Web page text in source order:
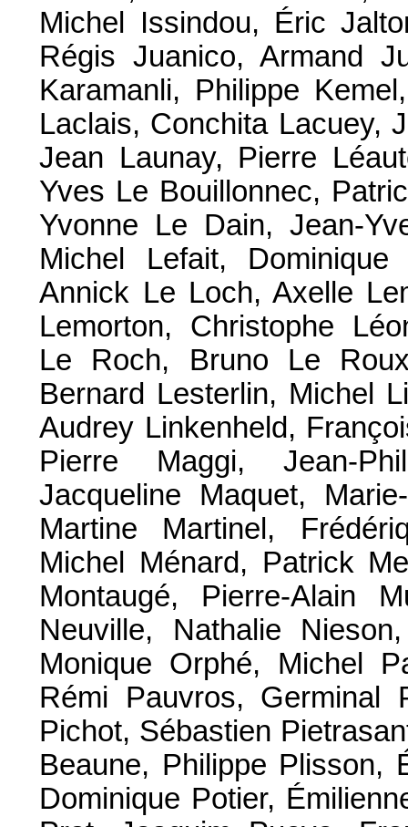
Michel Issindou, Éric
Régis Juanico, Armand
Karamanli, Philippe
Laclais, Conchita Lacuey,
Jean Launay, Pierre
Yves Le Bouillonnec,
Yvonne Le Dain, Jean-
Michel Lefait,
Annick Le Loch, Axelle
Lemorton, Christophe
Le Roch, Bruno Le
Bernard Lesterlin, Michel
Audrey Linkenheld,
Pierre Maggi, Jean-
Jacqueline Maquet,
Martine Martinel,
Michel Ménard, Patrick
Montaugé, Pierre-Alain
Neuville, Nathalie
Monique Orphé, Michel
Rémi Pauvros, Germinal
Pichot, Sébastien
Beaune, Philippe Plisson,
Dominique Potier,